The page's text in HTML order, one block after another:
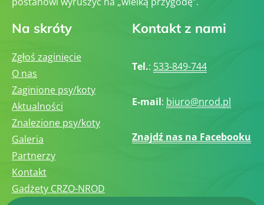
Na skróty
Zgłoś zaginięcie
O nas
Zaginione psy/koty
Aktualności
Znalezione psy/koty
Galeria
Partnerzy
Kontakt
Gadżety CRZO-NROD
Kontakt z nami
Tel.: 533-849-744
E-mail: biuro@nrod.pl
Znajdź nas na Facebooku